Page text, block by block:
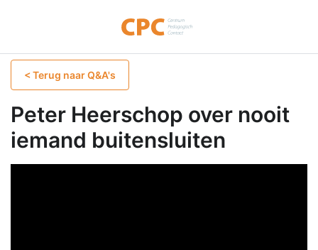
< Terug naar Q&A's
Peter Heerschop over nooit
iemand buitensluiten